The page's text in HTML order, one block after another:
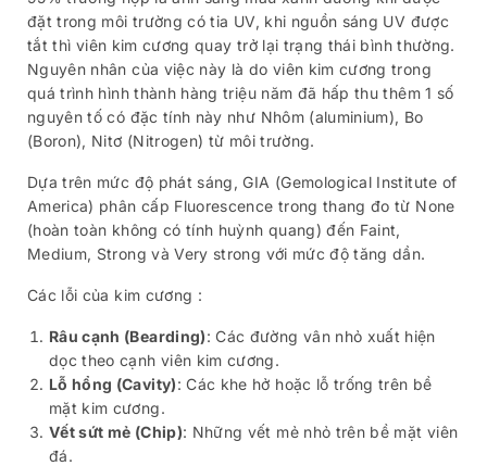
đặt trong môi trường có tia UV, khi nguồn sáng UV được
tắt thì viên kim cương quay trở lại trạng thái bình thường.
Nguyên nhân của việc này là do viên kim cương trong
quá trình hình thành hàng triệu năm đã hấp thu thêm 1 số
nguyên tố có đặc tính này như Nhôm (aluminium), Bo
(Boron), Nitơ (Nitrogen) từ môi trường.
Dựa trên mức độ phát sáng, GIA (Gemological Institute of
America) phân cấp Fluorescence trong thang đo từ None
(hoàn toàn không có tính huỳnh quang) đến Faint,
Medium, Strong và Very strong với mức độ tăng dần.
Các lỗi của kim cương :
Râu cạnh (Bearding): Các đường vân nhỏ xuất hiện
dọc theo cạnh viên kim cương.
Lỗ hổng (Cavity): Các khe hở hoặc lỗ trống trên bề
mặt kim cương.
Vết sứt mẻ (Chip): Những vết mẻ nhỏ trên bề mặt viên
đá.